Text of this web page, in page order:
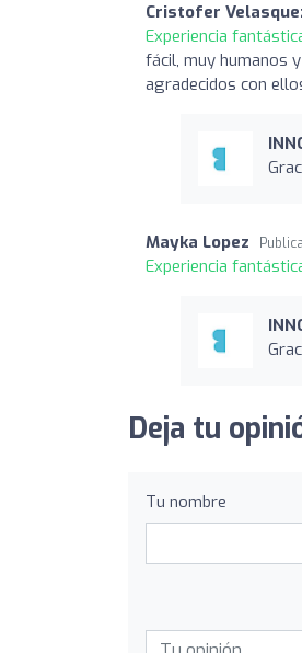
Cristofer
Experiencia
fácil, muy humanos
agradecidos con
Mayka Lopez
Experiencia
Deja tu
Tu nombre